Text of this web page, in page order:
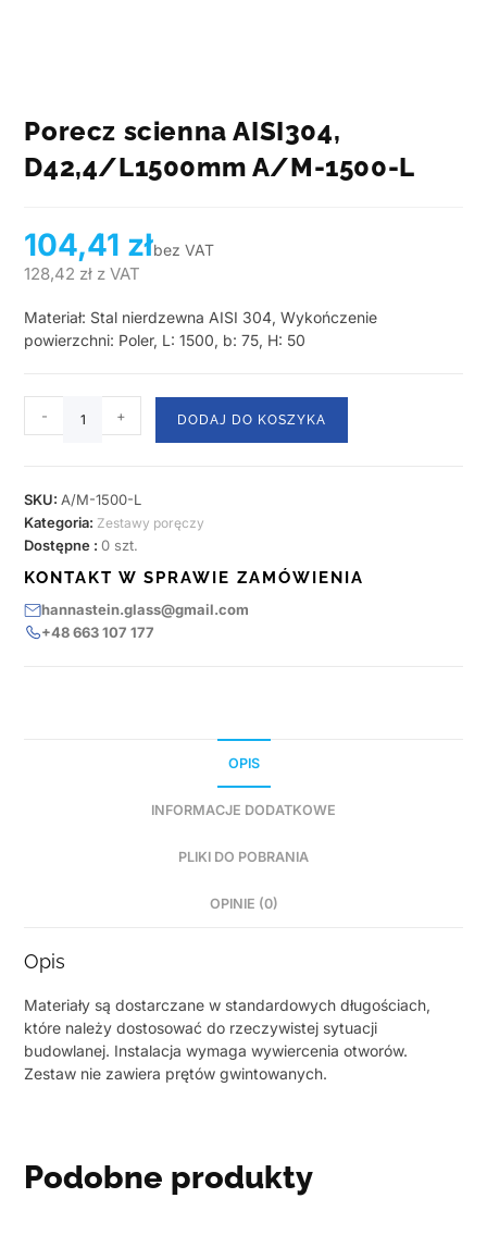
Porecz scienna AISI304,
D42,4/L1500mm A/M-1500-L
104,41 złbez VAT
128,42 zł z VAT
Materiał: Stal nierdzewna AISI 304, Wykończenie
powierzchni: Poler, L: 1500, b: 75, H: 50
- + DODAJ DO KOSZYKA
SKU: A/M-1500-L
Kategoria: Zestawy poręczy
Dostępne :0 szt.
KONTAKT W SPRAWIE ZAMÓWIENIA
hannastein.glass@gmail.com
+48 663 107 177
OPIS
INFORMACJE DODATKOWE
PLIKI DO POBRANIA
OPINIE (0)
Opis
Materiały są dostarczane w standardowych długościach,
które należy dostosować do rzeczywistej sytuacji
budowlanej. Instalacja wymaga wywiercenia otworów.
Zestaw nie zawiera prętów gwintowanych.
Podobne produkty